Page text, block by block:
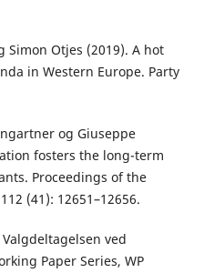
Simon Otjes (2019). A hot
in Western Europe. Party
og Giuseppe
fosters the long-term
Proceedings of the
(41): 12651–12656.
ved
Paper Series, WP